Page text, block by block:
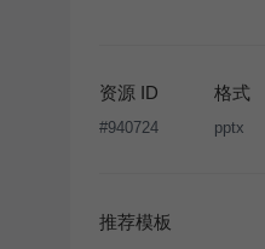
版权声明
条款，禁止任
经投权许可任何人不得
资源 ID
#940724
格式
pptx
推荐模板